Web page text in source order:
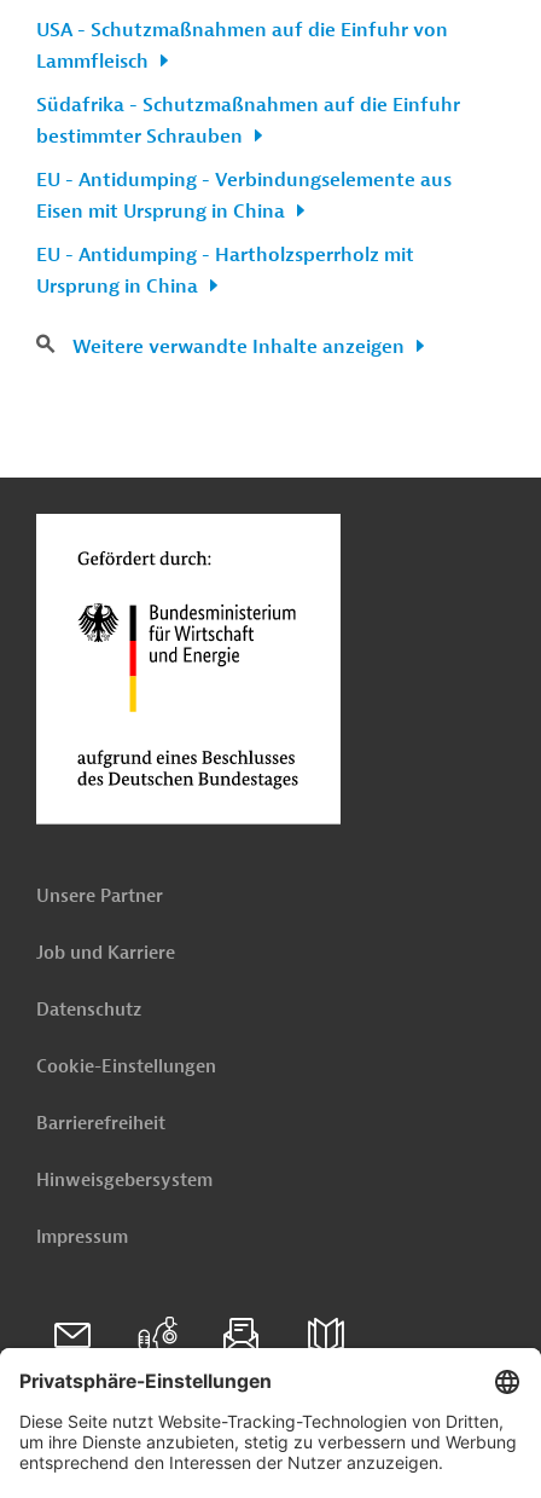
USA - Schutzmaßnahmen auf die Einfuhr von
Lammfleisch
Südafrika - Schutzmaßnahmen auf die Einfuhr
bestimmter Schrauben
EU - Antidumping - Verbindungselemente aus
Eisen mit Ursprung in China
EU - Antidumping - Hartholzsperrholz mit
Ursprung in China
Weitere verwandte Inhalte anzeigen
Unsere Partner
Job und Karriere
Datenschutz
Cookie-Einstellungen
Barrierefreiheit
Hinweisgebersystem
Impressum
Folgen Sie uns auf